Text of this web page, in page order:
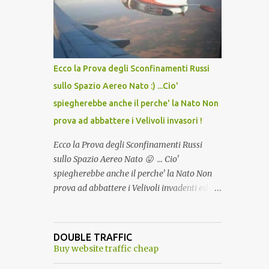
lo scopo della temperatura? Qualcuno a suo
tempo ribattezzo' il Vaccino come: l' Amaro
del Capo, era "spettacolare Ghiacciato, ma
andava bene anche, a Temperatura
Ambiente"! Riproponiamo l'articolo per NON
Ecco la Prova degli Sconfinamenti Russi
sullo Spazio Aereo Nato :) ...Cio'
spiegherebbe anche il perche' la Nato Non
prova ad abbattere i Velivoli invasori !
Ecco la Prova degli Sconfinamenti Russi
sullo Spazio Aereo Nato 😛 ... Cio'
spiegherebbe anche il perche' la Nato Non
prova ad abbattere i Velivoli invadenti ed
alcuna notizia di un'invasione dello spazio
aereo NATO da parte di un robot chiamato
DOUBLE TRAFFIC
Buy website traffic cheap